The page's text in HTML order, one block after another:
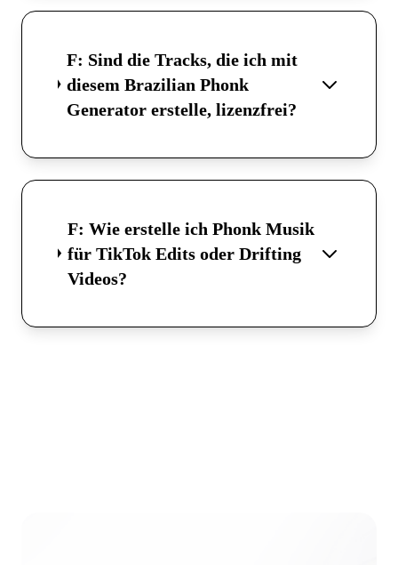
F: Sind die Tracks, die ich mit
diesem Brazilian Phonk
Generator erstelle, lizenzfrei?
F: Wie erstelle ich Phonk Musik
für TikTok Edits oder Drifting
Videos?